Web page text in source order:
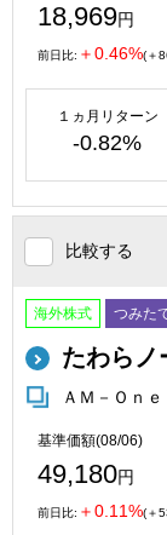
18,969円
前日比: ＋0.46%(＋
１ヵ月リターン
-0.82%
比較する
海外株式 つみた
たわら
ＡＭ－Ｏｎｅ
基準価額(08/06)
49,180円
前日比: ＋0.11%(＋